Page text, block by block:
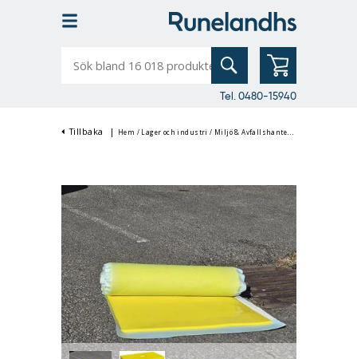
bland
Tel. 0480-15940
Tillbaka | Hem / Lager och industri / Miljö & Avfallshantering